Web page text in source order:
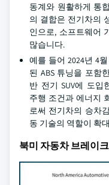
동계와 원활하게 통
의 결합은 전기차의
인으로, 소프트웨어
많습니다.
예를 들어 2024년 4
된 ABS 튜닝을 포함
반 전기 SUV에 도입
주행 조건과 에너지
로써 전기차의 승차
동 기술의 역할이 확
북미 자동차 브레이